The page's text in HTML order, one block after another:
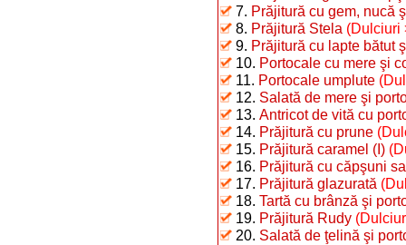
7. Prăjitură cu gem, nucă
8. Prăjitură Stela (Dulciuri
9. Prăjitură cu lapte bătut
10. Portocale cu mere şi
11. Portocale umplute
12. Salată de mere şi
13. Antricot de vită cu
14. Prăjitură cu prune
15. Prăjitură caramel (I)
16. Prăjitură cu căpşuni
17. Prăjitură glazurată
18. Tartă cu brânză şi
19. Prăjitură Rudy
20. Salată de ţelină şi